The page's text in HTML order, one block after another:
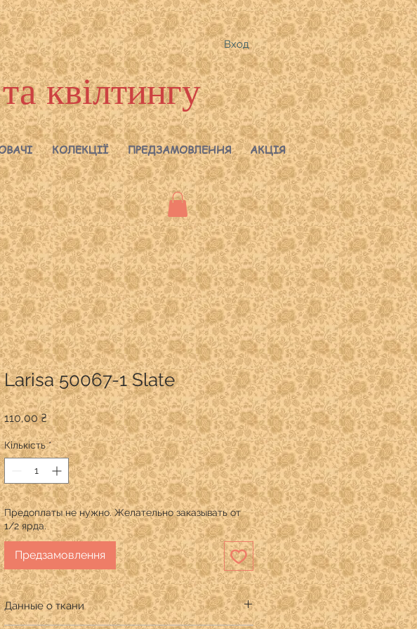
Вход
квілтингу
КОЛЕКЦІЇ ПРЕДЗАМОВЛЕННЯ АКЦІЯ
Larisa 50067-1 Slate
110,00 ₴Ціна
Кількість *
Предоплаты не нужно. Желательно заказывать от
1/2 ярда.
Предзамовлення
Данные о ткани